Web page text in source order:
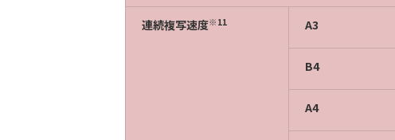
連続複写速度※11 A3
B4
A4